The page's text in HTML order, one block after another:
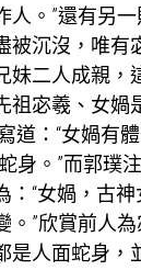
人。”還有另
被沉沒，唯有
妹二人成親，
祖宓羲、女媧
道：“女媧有
身。”而郭璞
：“女媧，古
。”欣賞前人
是人面蛇身，